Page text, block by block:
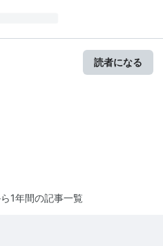
読者になる
1年間の記事一覧